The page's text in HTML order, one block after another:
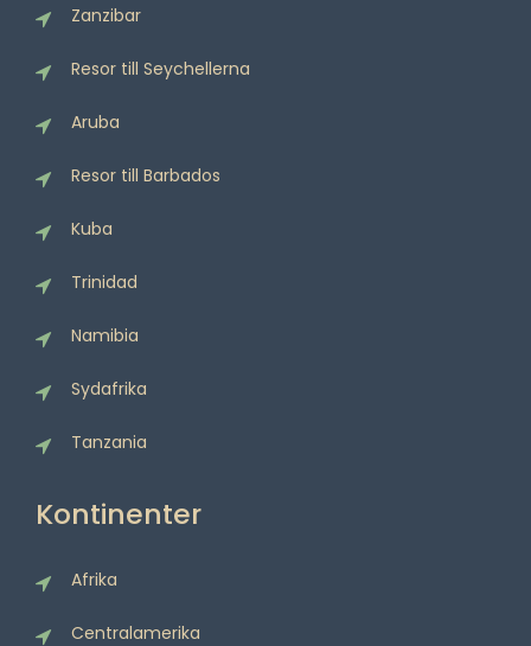
Zanzibar
Resor till Seychellerna
Aruba
Resor till Barbados
Kuba
Trinidad
Namibia
Sydafrika
Tanzania
Kontinenter
Afrika
Centralamerika